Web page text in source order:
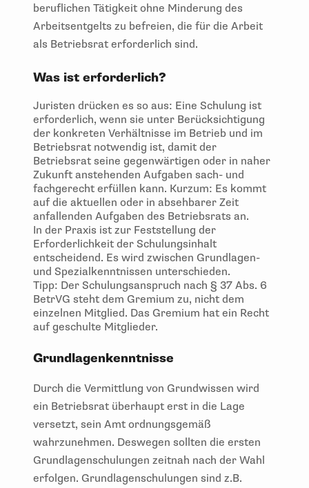
beruflichen Tätigkeit ohne Minderung des
Arbeitsentgelts zu befreien, die für die Arbeit
als Betriebsrat erforderlich sind.
Was ist erforderlich?
Juristen drücken es so aus: Eine Schulung ist
erforderlich, wenn sie unter Berücksichtigung
der konkreten Verhältnisse im Betrieb und im
Betriebsrat notwendig ist, damit der
Betriebsrat seine gegenwärtigen oder in naher
Zukunft anstehenden Aufgaben sach- und
fachgerecht erfüllen kann. Kurzum: Es kommt
auf die aktuellen oder in absehbarer Zeit
anfallenden Aufgaben des Betriebsrats an.
In der Praxis ist zur Feststellung der
Erforderlichkeit der Schulungsinhalt
entscheidend. Es wird zwischen Grundlagen-
und Spezialkenntnissen unterschieden.
Tipp: Der Schulungsanspruch nach § 37 Abs. 6
BetrVG steht dem Gremium zu, nicht dem
einzelnen Mitglied. Das Gremium hat ein Recht
auf geschulte Mitglieder.
Grundlagenkenntnisse
Durch die Vermittlung von Grundwissen wird
ein Betriebsrat überhaupt erst in die Lage
versetzt, sein Amt ordnungsgemäß
wahrzunehmen. Deswegen sollten die ersten
Grundlagenschulungen zeitnah nach der Wahl
erfolgen. Grundlagenschulungen sind z.B.